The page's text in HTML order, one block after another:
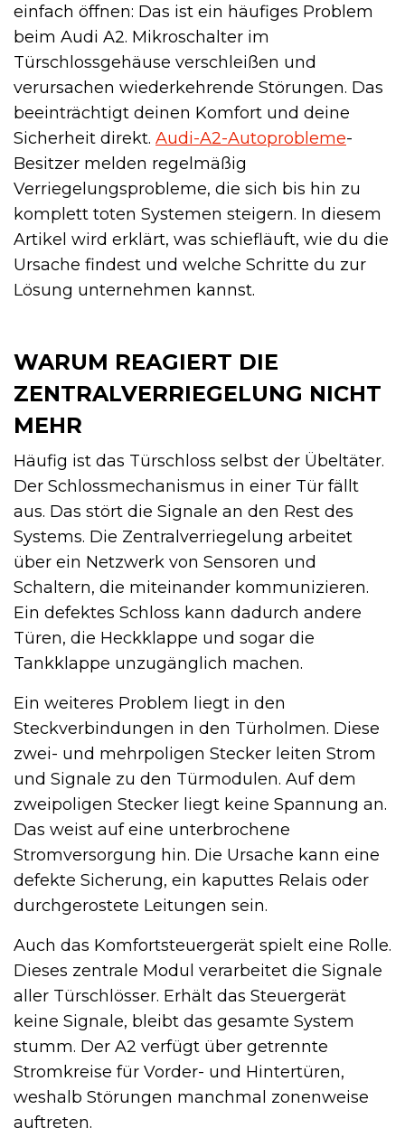
einfach öffnen: Das ist ein häufiges Problem
beim Audi A2. Mikroschalter im
Türschlossgehäuse verschleißen und
verursachen wiederkehrende Störungen. Das
beeinträchtigt deinen Komfort und deine
Sicherheit direkt. Audi-A2-Autoprobleme-
Besitzer melden regelmäßig
Verriegelungsprobleme, die sich bis hin zu
komplett toten Systemen steigern. In diesem
Artikel wird erklärt, was schiefläuft, wie du die
Ursache findest und welche Schritte du zur
Lösung unternehmen kannst.
WARUM REAGIERT DIE
ZENTRALVERRIEGELUNG NICHT
MEHR
Häufig ist das Türschloss selbst der Übeltäter.
Der Schlossmechanismus in einer Tür fällt
aus. Das stört die Signale an den Rest des
Systems. Die Zentralverriegelung arbeitet
über ein Netzwerk von Sensoren und
Schaltern, die miteinander kommunizieren.
Ein defektes Schloss kann dadurch andere
Türen, die Heckklappe und sogar die
Tankklappe unzugänglich machen.
Ein weiteres Problem liegt in den
Steckverbindungen in den Türholmen. Diese
zwei- und mehrpoligen Stecker leiten Strom
und Signale zu den Türmodulen. Auf dem
zweipoligen Stecker liegt keine Spannung an.
Das weist auf eine unterbrochene
Stromversorgung hin. Die Ursache kann eine
defekte Sicherung, ein kaputtes Relais oder
durchgerostete Leitungen sein.
Auch das Komfortsteuergerät spielt eine Rolle.
Dieses zentrale Modul verarbeitet die Signale
aller Türschlösser. Erhält das Steuergerät
keine Signale, bleibt das gesamte System
stumm. Der A2 verfügt über getrennte
Stromkreise für Vorder- und Hintertüren,
weshalb Störungen manchmal zonenweise
auftreten.